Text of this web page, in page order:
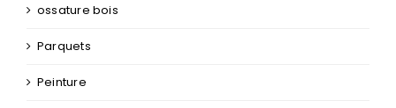
ossature bois
Parquets
Peinture